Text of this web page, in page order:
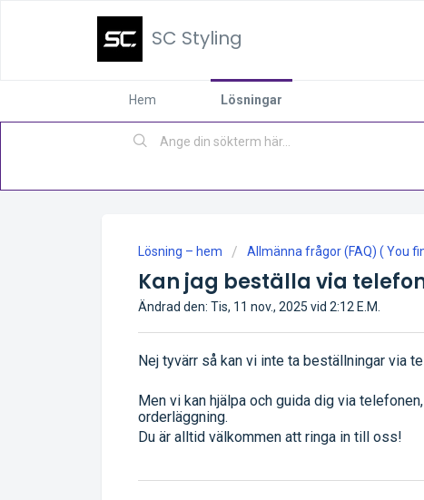
SC Styling
Hem Lösningar
Lösning – hem Allmänna frågor (FAQ) ( You
Kan jag beställa via
Ändrad den: Tis, 11 nov., 2025 vid 2:12 E.M.
Nej tyvärr så kan vi inte ta beställningar via
Men vi kan hjälpa och guida dig via
orderläggning.
Du är alltid välkommen att ringa in till oss!